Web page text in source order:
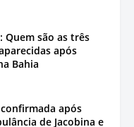
Quem são as três
após
Bahia
após
de Jacobina e